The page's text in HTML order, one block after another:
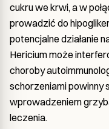
cukru we krwi, a w
prowadzić do
potencjalne działanie
Hericium może
choroby
schorzeniami powinny
wprowadzeniem
leczenia.